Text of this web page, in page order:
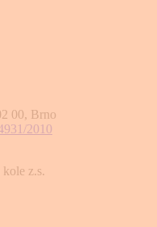
00, Brno
2010
z.s.